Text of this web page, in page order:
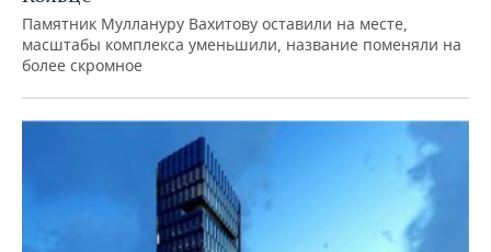
Памятник Муллануру Вахитову оставили на месте,
масштабы комплекса уменьшили, название поменяли на
более скромное